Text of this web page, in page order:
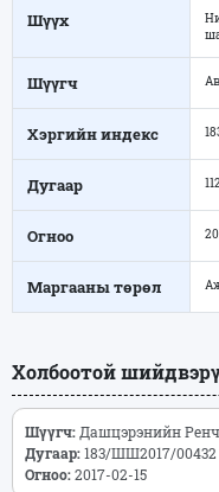
Шүүх
Шүүгч
Хэргийн индекс
Дугаар
Огноо
Маргааны төрөл
Холбоотой
Шүүгч: Дашцэрэнийн
Дугаар:183/ШШ2017/00432
Огноо:2017-02-15